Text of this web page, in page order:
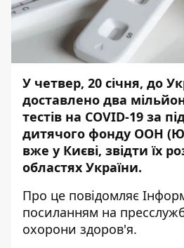
У четвер, 20 січня, до
доставлено два
тестів на COVID-19 за
дитячого фонду ООН
вже у Києві, звідти їх
областях України.
Про це повідомляє
посиланням на
охорони здоров'я.